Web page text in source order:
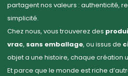
partagent nos valeurs : authenticité,
simplicité.
Chez nous, vous trouverez des
vrac, sans emballage, ou issus de
objet a une histoire, chaque création
Et parce que le monde est riche